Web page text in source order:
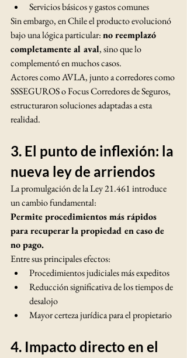
Servicios básicos y gastos comunes
Sin embargo, en Chile el producto evolucionó
bajo una lógica particular: no reemplazó
completamente al aval, sino que lo
complementó en muchos casos.
Actores como AVLA, junto a corredores como
SSSEGUROS o Focus Corredores de Seguros,
estructuraron soluciones adaptadas a esta
realidad.
3. El punto de inflexión: la
nueva ley de arriendos
La promulgación de la Ley 21.461 introduce
un cambio fundamental:
Permite procedimientos más rápidos
para recuperar la propiedad en caso de
no pago.
Entre sus principales efectos:
Procedimientos judiciales más expeditos
Reducción significativa de los tiempos de
desalojo
Mayor certeza jurídica para el propietario
4. Impacto directo en el